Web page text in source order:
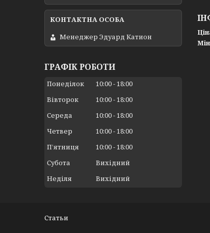
Менеджер Эдуард Катион
ГРАФІК РОБОТИ
Понеділок 10:00 18:00
Вівторок
10:00 18:00
Середа
10:00 18:00
Четвер
10:00 18:00
Пʼятниця
10:00 18:00
Субота
Вихідний
Неділя
Вихідний
Статьи